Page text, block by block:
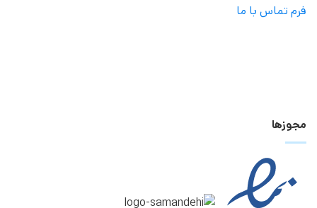
فرم تماس با ما
مجوزها